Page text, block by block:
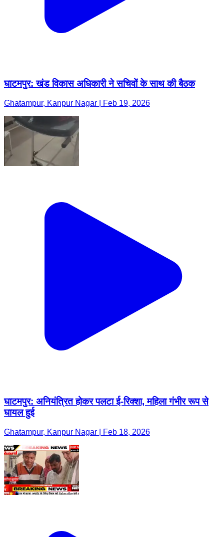
घाटमपुर: खंड विकास अधिकारी ने सचिवों के साथ की बैठक
Ghatampur, Kanpur Nagar | Feb 19, 2026
घाटमपुर: अनियंत्रित होकर पलटा ई-रिक्शा, महिला गंभीर रूप से
घायल हुई
Ghatampur, Kanpur Nagar | Feb 18, 2026